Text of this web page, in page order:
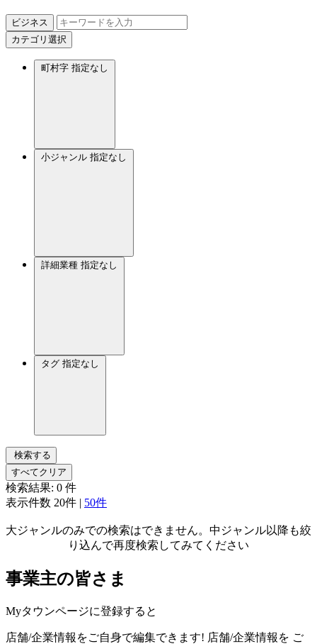
ビジネス
カテゴリ選択
町村字 指定なし
小ジャンル 指定なし
詳細業種 指定なし
タグ 指定なし
検索する
すべてクリア
検索結果: 0 件
表示件数 20件 | 50件
大ジャンルのみでの検索はできません。中ジャンル以降も絞
り込んで再度検索してみてください
事業主の皆さま
Myタウンページに登録すると
店舗/企業情報をご自身で編集できます! 店舗/企業情報を ご